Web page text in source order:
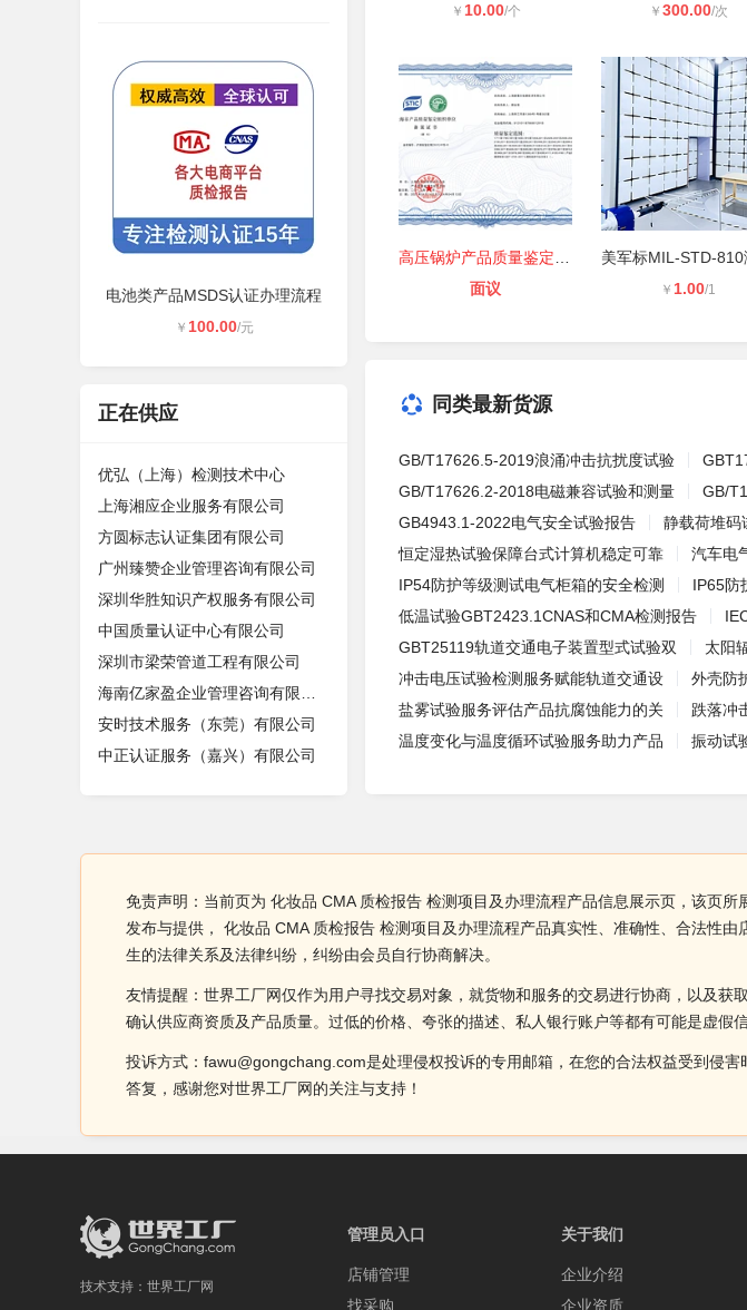
电池类产品MSDS认证办理流程
￥ 100.00/元
正在供应
优弘（上海）检测技术中心
上海湘应企业服务有限公司
方圆标志认证集团有限公司
广州臻赞企业管理咨询有限公司
深圳华胜知识产权服务有限公司
中国质量认证中心有限公司
深圳市梁荣管道工程有限公司
安时技术服务（东莞）有限公司
中正认证服务（嘉兴）有限公司
￥ 10.00/个 ￥ 300.00/次
面议
美军标MIL-STD-810
￥ 1.00/1
同类最新货源
GB/T17626.5-2019浪涌冲击抗扰度试验
GB/T17626.2-2018电磁兼容试验和测量
GB/
GB4943.1-2022电气安全试验报告
静载荷堆码
恒定湿热试验保障台式计算机稳定可靠
汽车电
IP54防护等级测试电气柜箱的安全检测
IP65防
低温试验GBT2423.1CNAS和CMA检测报告
GBT25119轨道交通电子装置型式试验双
太阳
冲击电压试验检测服务赋能轨道交通设
外壳防
盐雾试验服务评估产品抗腐蚀能力的关
跌落冲
温度变化与温度循环试验服务助力产品
振动试
免责声明：当前页为 化妆品 CMA 质检报告 检测项目及办理流程产品信息展示页，该页
发布与提供， 化妆品 CMA 质检报告 检测项目及办理流程产品真实性、准确性、合法性
生的法律关系及法律纠纷，纠纷由会员自行协商解决。
友情提醒：世界工厂网仅作为用户寻找交易对象，就货物和服务的交易进行协商，以及
确认供应商资质及产品质量。过低的价格、夸张的描述、私人银行账户等都有可能是虚假
投诉方式：fawu@gongchang.com是处理侵权投诉的专用邮箱，在您的合法权益受到侵
答复，感谢您对世界工厂网的关注与支持！
技术支持： 世界工厂网
管理员入口
店铺管理
找采购
关于我们
企业介绍
企业资质